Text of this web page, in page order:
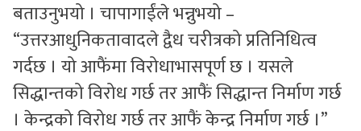
बताउनुभयो । चापागाईंले भन्नुभयो –
“उत्तरआधुनिकतावादले द्वैध चरीत्रको प्रतिनिधित्व
गर्दछ । यो आफैंमा विरोधाभासपूर्ण छ । यसले
सिद्धान्तको विरोध गर्छ तर आफैं सिद्धान्त निर्माण गर्छ
। केन्द्रको विरोध गर्छ तर आफैं केन्द्र निर्माण गर्छ ।”